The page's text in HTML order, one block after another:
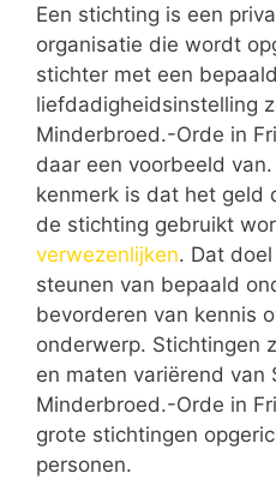
Een stichting is een
organisatie die wordt
stichter met een
liefdadigheidsinstelling
Minderbroed.-Orde in
daar een voorbeeld
kenmerk is dat het
de stichting gebruikt
verwezenlijken. Dat
steunen van bepaald
bevorderen van kennis
onderwerp. Stichtingen
en maten variërend van
Minderbroed.-Orde in
grote stichtingen
personen.